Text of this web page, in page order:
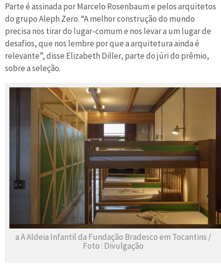
Parte é assinada por Marcelo Rosenbaum e pelos arquitetos
do grupo Aleph Zero. “A melhor construção do mundo
precisa nos tirar do lugar-comum e nos levar a um lugar de
desafios, que nos lembre por que a arquitetura ainda é
relevante”, disse Elizabeth Diller, parte do júri do prêmio,
sobre a seleção.
a A Aldeia Infantil da Fundação Bradesco em Tocantins /
Foto : Divulgação